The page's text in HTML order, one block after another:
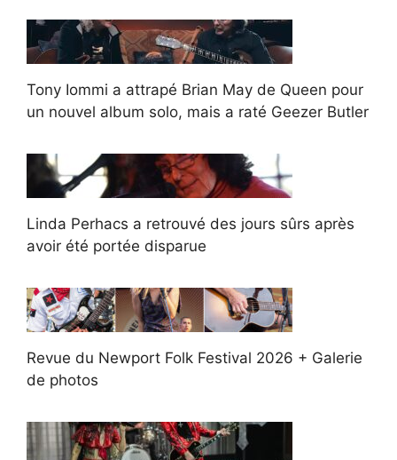
Tony Iommi a attrapé Brian May de Queen pour
un nouvel album solo, mais a raté Geezer Butler
Linda Perhacs a retrouvé des jours sûrs après
avoir été portée disparue
Revue du Newport Folk Festival 2026 + Galerie
de photos